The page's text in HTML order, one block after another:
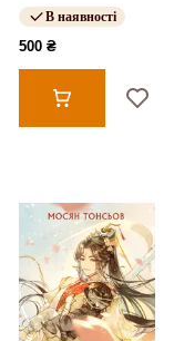
В наявності
500 ₴